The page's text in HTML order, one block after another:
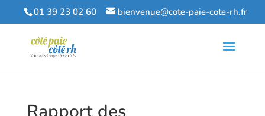
01 39 23 02 60 bienvenue@cote-paie-cote-rh.fr